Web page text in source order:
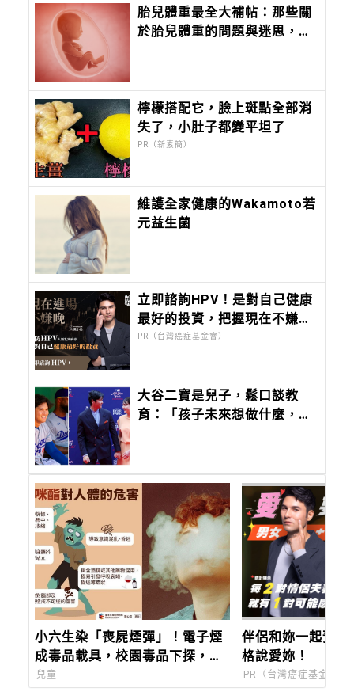
胎兒體重最全大補帖：那些關
於胎兒體重的問題與迷思，全
檸檬搭配它，臉上斑點全部消
失了，小肚子都變平坦了
PR（新素簡）
維護全家健康的Wakamoto若
元益生菌
立即諮詢HPV！是對自己健康
最好的投資，把握現在不嫌
晚！
PR（台灣癌症基金會）
大谷二寶是兒子，鬆口談教
育：「孩子未來想做什麼，應
小六生染「喪屍煙彈」！電子煙
成毒品載具，校園毒品下探，教
育部9月推唾液快篩
兒童
伴侶和妳一起預防
格說愛妳！
PR（台灣癌症基金會）